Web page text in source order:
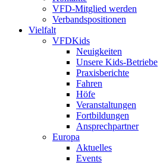
VFD-Mitglied werden
Verbandspositionen
Vielfalt
VFDKids
Neuigkeiten
Unsere Kids-Betriebe
Praxisberichte
Fahren
Höfe
Veranstaltungen
Fortbildungen
Ansprechpartner
Europa
Aktuelles
Events